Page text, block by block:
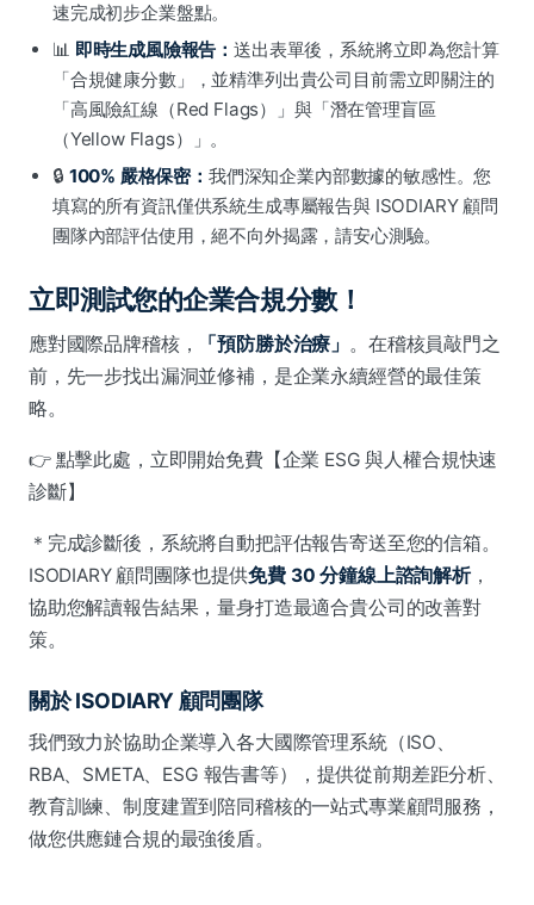
速完成初步企業盤點。
📊 即時生成風險報告：送出表單後，系統將立即為您計算
「合規健康分數」，並精準列出貴公司目前需立即關注的
「高風險紅線（Red Flags）」與「潛在管理盲區
（Yellow Flags）」。
🔒 100% 嚴格保密： 我們深知企業內部數據的敏感性。您
填寫的所有資訊僅供系統生成專屬報告與 ISODIARY 顧問
團隊內部評估使用，絕不向外揭露，請安心測驗。
立即測試您的企業合規分數！
應對國際品牌稽核， 「預防勝於治療」 。在稽核員敲門之
前，先一步找出漏洞並修補，是企業永續經營的最佳策
略。
👉 點擊此處，立即開始免費【企業 ESG 與人權合規快速
診斷】
＊完成診斷後，系統將自動把評估報告寄送至您的信箱。
ISODIARY 顧問團隊也提供免費 30 分鐘線上諮詢解析，
協助您解讀報告結果，量身打造最適合貴公司的改善對
策。
關於 ISODIARY 顧問團隊
我們致力於協助企業導入各大國際管理系統（ISO、
RBA、SMETA、ESG 報告書等），提供從前期差距分析、
教育訓練、制度建置到陪同稽核的一站式專業顧問服務，
做您供應鏈合規的最強後盾。